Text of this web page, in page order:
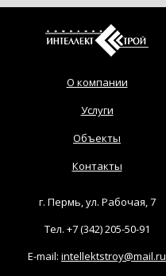
О компании
Услуги
Объекты
Контакты
г. Пермь, ул. Рабочая, 7
Тел. +7 (342) 205-50-91
E-mail: intellektstroy@mail.ru